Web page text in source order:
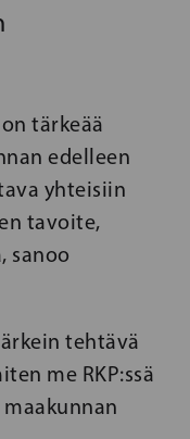
tärkeää
edelleen
yhteisiin
tavoite,
sanoo
tehtävä
me RKP:ssä